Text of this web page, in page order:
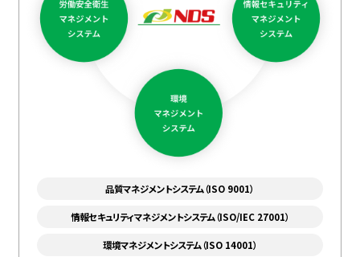
品質マネジメントシステム（ISO 9001）
情報セキュリティマネジメントシステム（ISO/IEC 27001）
環境マネジメントシステム（ISO 14001）